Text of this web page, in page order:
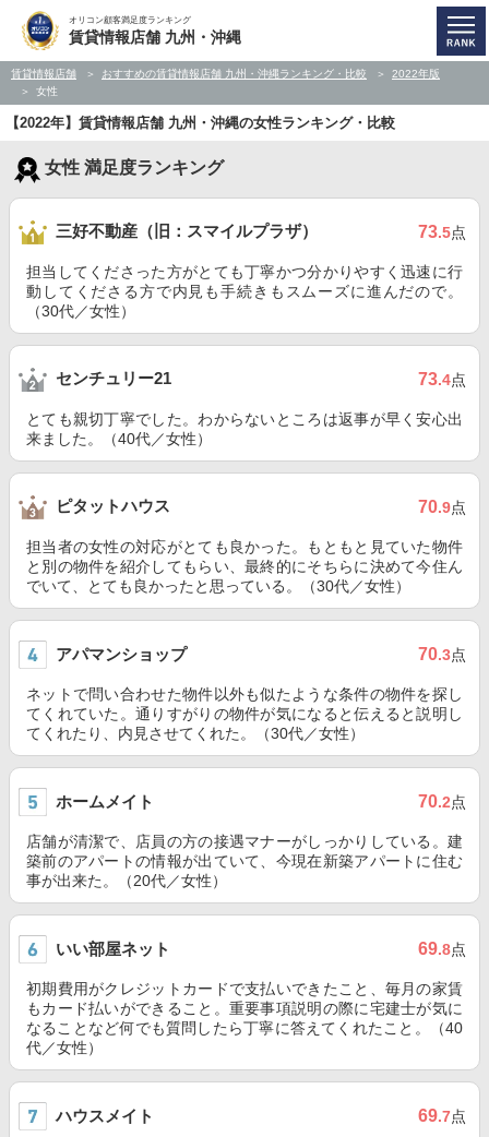
オリコン顧客満足度ランキング
賃貸情報店舗 九州・沖縄
賃貸情報店舗 おすすめの賃貸情報店舗 九州・沖縄ランキング・比較
2022年版
女性
【2022年】賃貸情報店舗 九州・沖縄の女性ランキング・比較
女性 満足度ランキング
三好不動産（旧：スマイルプラザ） 73.5点
担当してくださった方がとても丁寧かつ分かりやすく迅速に行
動してくださる方で内見も手続きもスムーズに進んだので。
（30代／女性）
センチュリー21 73.4点
とても親切丁寧でした。わからないところは返事が早く安心出
来ました。（40代／女性）
ピタットハウス 70.9点
担当者の女性の対応がとても良かった。もともと見ていた物件
と別の物件を紹介してもらい、最終的にそちらに決めて今住ん
でいて、とても良かったと思っている。（30代／女性）
アパマンショップ 70.3点
ネットで問い合わせた物件以外も似たような条件の物件を探し
てくれていた。通りすがりの物件が気になると伝えると説明し
てくれたり、内見させてくれた。（30代／女性）
ホームメイト 70.2点
店舗が清潔で、店員の方の接遇マナーがしっかりしている。建
築前のアパートの情報が出ていて、今現在新築アパートに住む
事が出来た。（20代／女性）
いい部屋ネット 69.8点
初期費用がクレジットカードで支払いできたこと、毎月の家賃
もカード払いができること。重要事項説明の際に宅建士が気に
なることなど何でも質問したら丁寧に答えてくれたこと。（40
代／女性）
ハウスメイト 69.7点